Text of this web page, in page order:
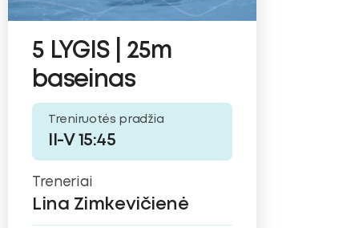
5 LYGIS | 25m
baseinas
Treniruotės pradžia
II-V 15:45
Treneriai
Lina Zimkevičienė